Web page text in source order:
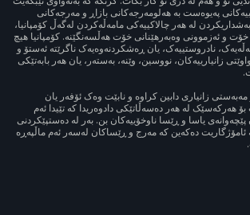
پەیوەست بە هەلومەرجەکانی بازاڕ و مەرجەکانی
لە هەر چالاکییەکی مامەڵەکردن لەگەڵ کۆمپانیا،
و ئەزموونی وەبەرهێنانی خۆت هەڵسەنگێنە. کۆمپانیا هیچ
نادروستییەک، یان ڕەشکردنەوەیەک ناگرێتە ئەستۆ و
زانیارییەکان، نووسین، وێنە، بەستەر، یان هەر بابەتێکی
زانیاری دابین کراوە و نابێت وەک ئۆفەر یان
هەرکەسێک لە هەر دەسەڵاتێکی دادوەریدا کە تێیدا ئەم
پێچەوانەی یاسا و ڕێسا ناوخۆییەکان بن. بەر لە دەستپێکردنی
ئامۆژگاریت دەکەین کە مەرج و ڕێساکان لەسەر ئەم ماڵپەڕە